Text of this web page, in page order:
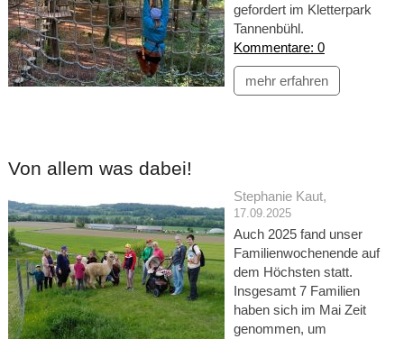
gefordert im Kletterpark
Tannenbühl.
Kommentare: 0
mehr erfahren
Von allem was dabei!
Stephanie Kaut,
17.09.2025
Auch 2025 fand unser
Familienwochenende auf
dem Höchsten statt.
Insgesamt 7 Familien
haben sich im Mai Zeit
genommen, um